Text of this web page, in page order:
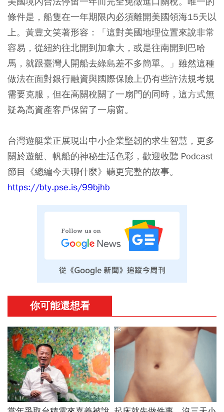
條件是，船隻在一年期限內必須離開美國領海15天以
上。黃豊文笑著形容：「這對美國地理位置來說非常
容易，從紐約往北開到加拿大，或是往南開到巴哈
馬，就跟臺灣人開船去綠島差不多簡單。」雖然這種
做法在面對銀行融資與國際保險上仍有些許法規考規
需要克服，但在高關稅關了一扇門的同時，這方式無
疑為高資產客戶保留了一扇窗。
台灣遊艇業正展現出中小企業堅韌的求生智慧，更多
關於遊艇、帆船的神秘生活色彩，歡迎收聽 Podcast
節目《總編今天聊什麼》聽更完整的故事。
https://bty.pse.is/99bjhb